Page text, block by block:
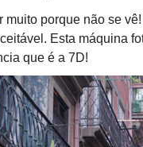
muito porque não se
Esta máquina
que é a 7D!